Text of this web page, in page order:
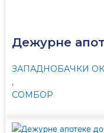
Дежурне
ЗАПАДНОБАЧКИ
,
СОМБОР